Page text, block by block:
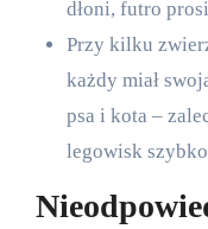
dłoni, futro
Przy kilku
każdy miał
psa i kota –
legowisk